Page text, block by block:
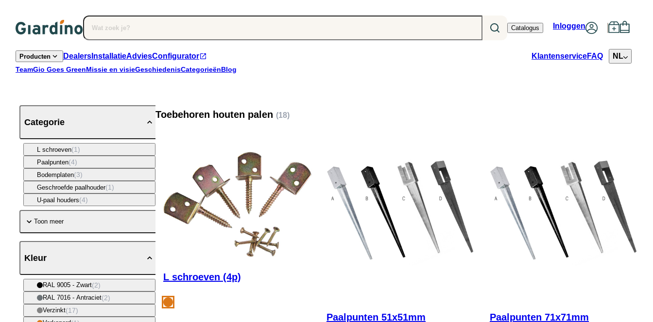
Catalogus Inloggen
Producten Dealers InstallatieAdviesConfigurator KlantenserviceFAQ NL
TeamGio Goes GreenMissie en visieGeschiedenisCategorieënBlog
Categorie
L schroeven(1)
Paalpunten(4)
Bodemplaten(3)
Geschroefde paalhouder(1)
U-paal houders(4)
Toon meer
Kleur
RAL 9005 - Zwart(2)
RAL 7016 - Antraciet(2)
Verzinkt(17)
Toebehoren houten palen (18)
L schroeven (4p)
Paalpunten 51x51mm Paalpunten 71x71mm